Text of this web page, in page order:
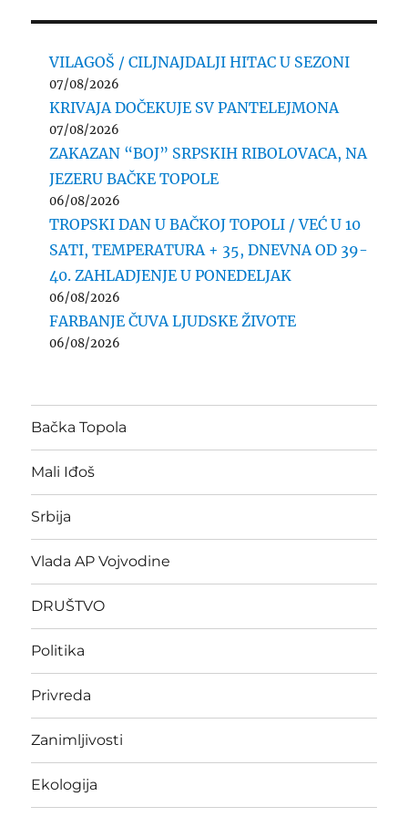
VILAGOŠ / CILJNAJDALJI HITAC U SEZONI
07/08/2026
KRIVAJA DOČEKUJE SV PANTELEJMONA
07/08/2026
ZAKAZAN “BOJ” SRPSKIH RIBOLOVACA, NA
JEZERU BAČKE TOPOLE
06/08/2026
TROPSKI DAN U BAČKOJ TOPOLI / VEĆ U 10
SATI, TEMPERATURA + 35, DNEVNA OD 39-
40. ZAHLADJENJE U PONEDELJAK
06/08/2026
FARBANJE ČUVA LJUDSKE ŽIVOTE
06/08/2026
Bačka Topola
Mali Iđoš
Srbija
Vlada AP Vojvodine
DRUŠTVO
Politika
Privreda
Zanimljivosti
Ekologija